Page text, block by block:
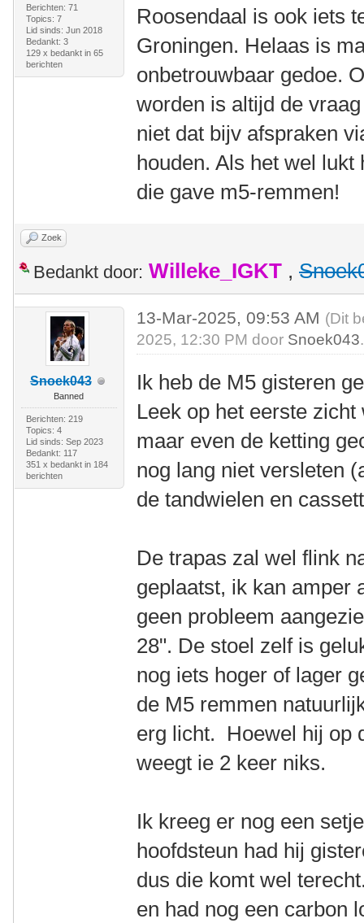
Berichten: 71
Topics: 7
Lid sinds: Jun 2018
Bedankt: 3
129 x bedankt in 65
berichten
Roosendaal is ook iets
Groningen. Helaas is
onbetrouwbaar gedoe.
worden is altijd de
niet dat bijv afspraken
houden. Als het wel
die gave m5-remmen!
Zoek
Bedankt door: Willeke_IGKT ,
Snoek043
Banned
Berichten: 219
Topics: 4
Lid sinds: Sep 2023
Bedankt: 117
351 x bedankt in 184
berichten
13-Mar-2025, 09:53 AM (Dit
2025, 12:30 PM door Snoek043
Ik heb de M5 gisteren
Leek op het eerste
maar even de ketting
nog lang niet versleten
de tandwielen en
De trapas zal wel flink
geplaatst, ik kan amper
geen probleem
28". De stoel zelf is
nog iets hoger of lager
de M5 remmen
erg licht. Hoewel hij op
weegt ie 2 keer niks.
Ik kreeg er nog een
hoofdsteun had hij
dus die komt wel
en had nog een carbon